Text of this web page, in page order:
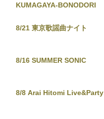
KUMAGAYA-BONODORI
8/21 東京歌謡曲ナイト
8/16 SUMMER SONIC
8/8 Arai Hitomi Live&Party